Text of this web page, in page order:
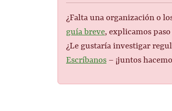
¿Falta una organización o
guía breve, explicamos
¿Le gustaría investigar
Escríbanos – ¡juntos